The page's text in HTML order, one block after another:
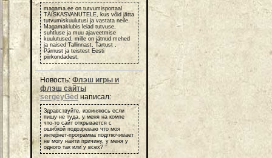
magama.ee on tutvumisportaal
TÄISKASVANUTELE, kus võid jätta
tutvumiskuulutusi ja vastata neile.
Magamaklubis leiad tutvuse,
suhtluse ja muu ajaveetmise
kuulutused, mille on jätnud mehed
ja naised Tallinnast, Tartust ,
Pärnust ja teistest Eesti
piirkondadest.
Новость: Флэш игры и
флэш сайты
sergeyGed написал:
Здравствуйте, извиняюсь если
пишу не туда, у меня на компе
что-то сайт открывается с
ошибкой подозреваю что моя
интернет-программа подглючивает
не могу найти причину, у меня у
одного так или у всех?